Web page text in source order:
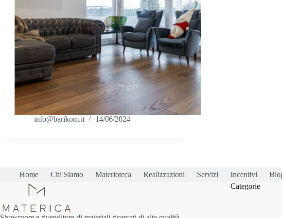
info@barikom.it 14/06/2024
Home Chi Siamo Materioteca Realizzazioni Servizi Incentivi
Categorie